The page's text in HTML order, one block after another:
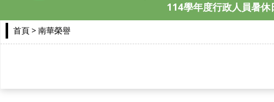
首頁 > 南華榮譽
114學年度行政人員暑休